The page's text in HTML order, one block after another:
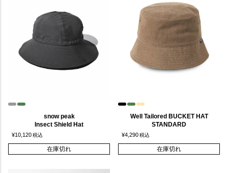
snow peak
Insect Shield Hat
¥10,120税込
在庫切れ
Well Tailored BUCKET HAT
STANDARD
¥4,290税込
在庫切れ